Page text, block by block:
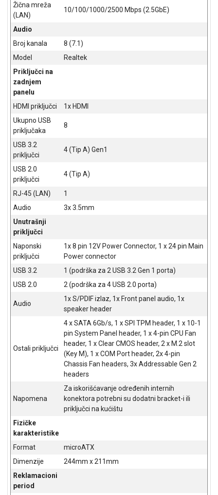
Žična mreža
(LAN)
10/100/1000/2500 Mbps (2.5GbE)
Audio
Broj kanala
8 (7.1)
Model
Realtek
Priključci na
zadnjem
panelu
HDMI priključci
1x HDMI
Ukupno USB
priključaka
8
USB 3.2
priključci
4 (Tip A) Gen1
USB 2.0
priključci
4 (Tip A)
RJ-45 (LAN)
1
Audio
3x 3.5mm
Unutrašnji
priključci
Naponski
priključci
1x 8 pin 12V Power Connector, 1 x 24 pin Main
Power connector
USB 3.2
1 (podrška za 2 USB 3.2 Gen 1 porta)
USB 2.0
2 (podrška za 4 USB 2.0 porta)
Audio
1x S/PDIF izlaz, 1x Front panel audio, 1x
speaker header
Ostali priključci
4 x SATA 6Gb/s, 1 x SPI TPM header, 1 x 10-1
pin System Panel header, 1 x 4-pin CPU Fan
header, 1 x Clear CMOS header, 2 x M.2 slot
(Key M), 1 x COM Port header, 2x 4-pin
Chassis Fan headers, 3x Addressable Gen 2
headers
Napomena
Za iskorišćavanje određenih internih
konektora potrebni su dodatni bracket-i ili
priključci na kućištu
Fizičke
karakteristike
Format
microATX
Dimenzije
244mm x 211mm
Reklamacioni
period